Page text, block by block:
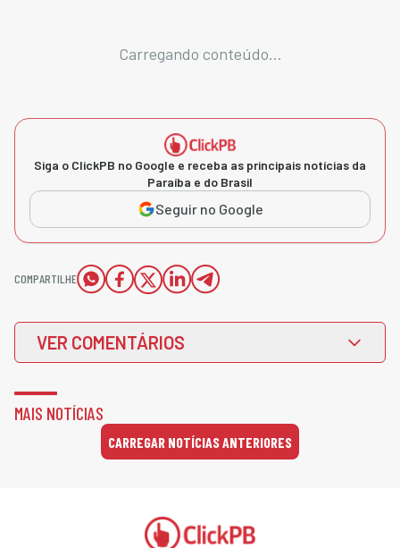
Carregando conteúdo...
Siga o ClickPB no Google e receba as principais notícias da
Paraíba e do Brasil
Seguir no Google
COMPARTILHE
VER COMENTÁRIOS
MAIS NOTÍCIAS
CARREGAR NOTÍCIAS ANTERIORES